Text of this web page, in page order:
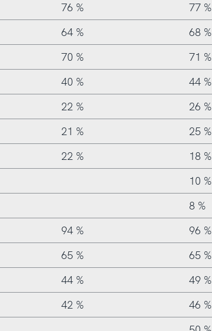
76 % 77 %
64 % 68 %
70 % 71 %
40 % 44 %
22 % 26 %
21 % 25 %
22 % 18 %
10 %
8 %
94 % 96 %
65 % 65 %
44 % 49 %
42 % 46 %